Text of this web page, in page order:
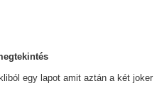
egy lapot amit aztán a két joker